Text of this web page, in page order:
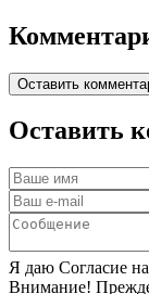
Оставить
Оставить
Я даю Согласие
Внимание! Прежде